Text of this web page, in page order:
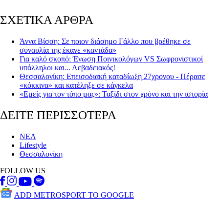
ΣΧΕΤΙΚΑ ΑΡΘΡΑ
Άννα Βίσση: Σε ποιον διάσημο Γάλλο που βρέθηκε σε
συναυλία της έκανε «καντάδα»
Για καλό σκοπό: Ένωση Ποινικολόγων VS Σωφρονιστικοί
υπάλληλοι και... Λεβαδειακός!
Θεσσαλονίκη: Επεισοδιακή καταδίωξη 27χρονου - Πέρασε
«κόκκινα» και κατέληξε σε κάγκελα
«Εμείς για τον τόπο μας»: Ταξίδι στον χρόνο και την ιστορία
ΔΕΙΤΕ ΠΕΡΙΣΣΟΤΕΡΑ
ΝΕΑ
Lifestyle
Θεσσαλονίκη
FOLLOW US
ADD METROSPORT TO GOOGLE